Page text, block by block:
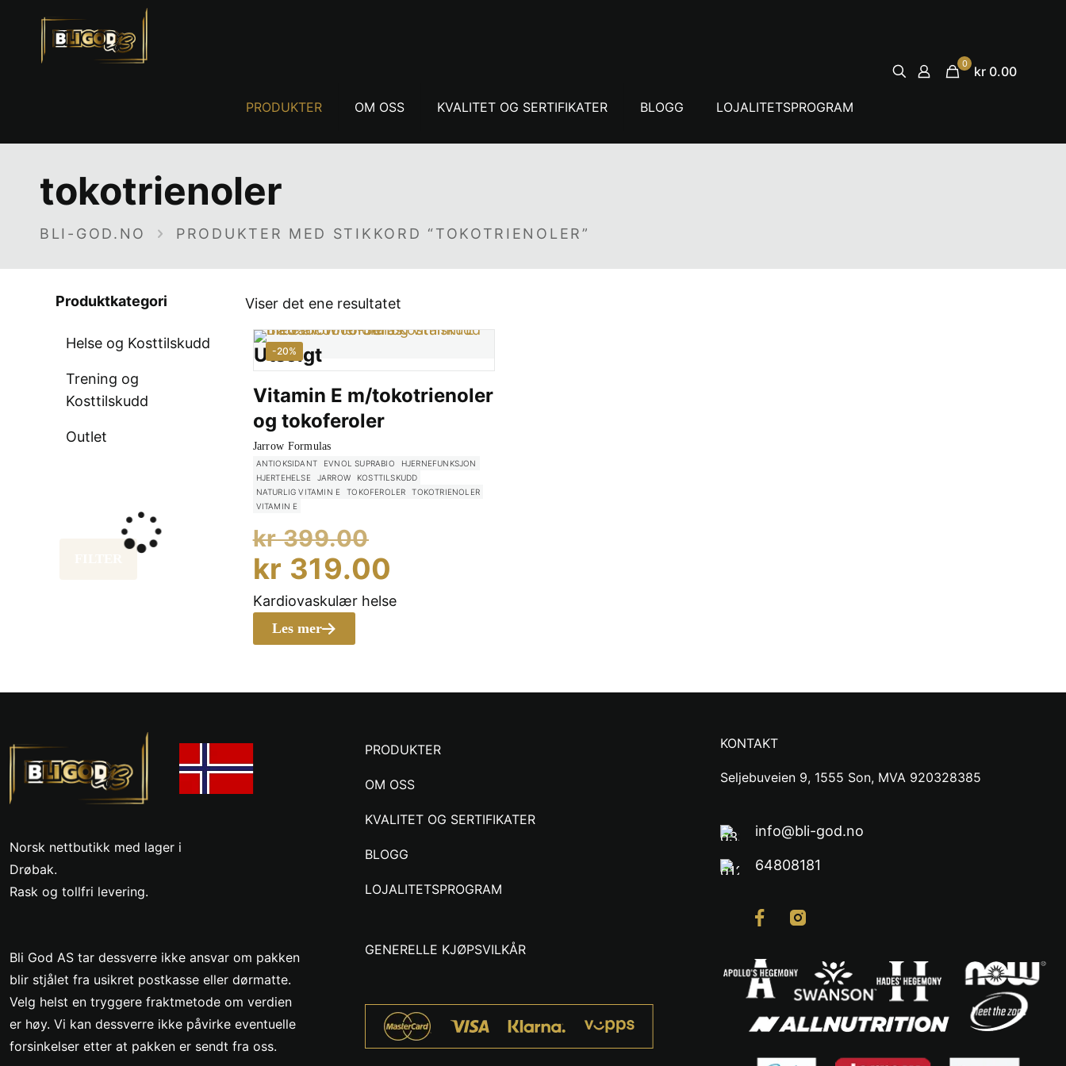
PRODUKTER OM OSS KVALITET OG SERTIFIKATER BLOGG LOJALITETSPROGRAM
0 kr 0.00
tokotrienoler
BLI-GOD.NO PRODUKTER MED STIKKORD “TOKOTRIENOLER”
Viser det ene resultatet
-20%
Utsolgt
Vitamin E m/tokotrienoler
og tokoferoler
Jarrow Formulas
ANTIOKSIDANT EVNOL SUPRABIO
HJERNEFUNKSJON
HJERTEHELSE
JARROW
KOSTTILSKUDD
NATURLIG VITAMIN E
TOKOFEROLER
TOKOTRIENOLER
VITAMIN E
kr399.00
pris
var:
kr 319.00
pris
Les mer
Kardiovaskulær helse
Produktkategori
Helse og Kosttilskudd
Trening og
Kosttilskudd
Outlet
Norsk nettbutikk med lager i
Drøbak.
Rask og tollfri levering.
Bli God AS tar dessverre ikke ansvar om pakken
blir stjålet fra usikret postkasse eller dørmatte.
Velg helst en tryggere fraktmetode om verdien
er høy. Vi kan dessverre ikke påvirke eventuelle
forsinkelser etter at pakken er sendt fra oss.
PRODUKTER
OM OSS
KVALITET OG SERTIFIKATER
BLOGG
LOJALITETSPROGRAM
GENERELLE KJØPSVILKÅR
KONTAKT
Seljebuveien 9, 1555 Son, MVA 920328385
info@bli-god.no
64808181